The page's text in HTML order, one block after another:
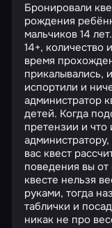
Бронировали
рождения
мальчиков 14
14+, количество
время
прикалывались,
испортили и
администратор
детей. Когда
претензии и
вас квест
поведения вы
квесте нельзя
руками, тогда
таблички и
никак не про